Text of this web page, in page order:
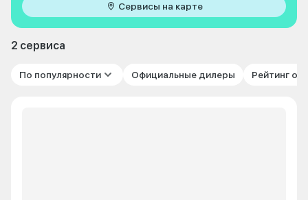
Сервисы на карте
2 сервиса
По популярности Официальные дилеры Рейтинг